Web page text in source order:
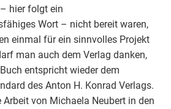
hier folgt ein
Wort – nicht bereit waren,
einmal für ein sinnvolles Projekt
man auch dem Verlag danken,
entspricht wieder dem
des Anton H. Konrad Verlags.
von Michaela Neubert in den